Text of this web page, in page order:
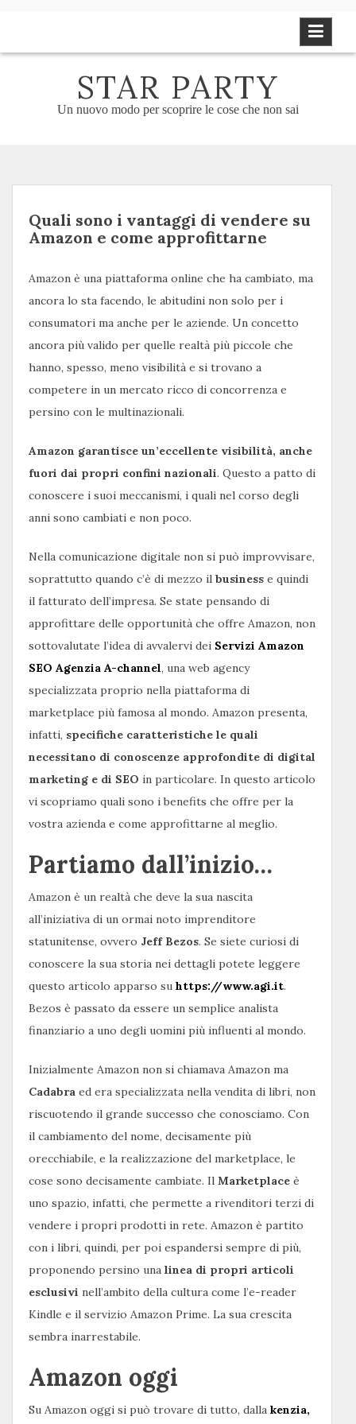
STAR PARTY
Un nuovo modo per scoprire le cose che non sai
Quali sono i vantaggi di vendere su
Amazon e come approfittarne
Amazon è una piattaforma online che ha cambiato, ma
ancora lo sta facendo, le abitudini non solo per i
consumatori ma anche per le aziende. Un concetto
ancora più valido per quelle realtà più piccole che
hanno, spesso, meno visibilità e si trovano a
competere in un mercato ricco di concorrenza e
persino con le multinazionali.
Amazon garantisce un’eccellente visibilità, anche
fuori dai propri confini nazionali. Questo a patto di
conoscere i suoi meccanismi, i quali nel corso degli
anni sono cambiati e non poco.
Nella comunicazione digitale non si può improvvisare,
soprattutto quando c’è di mezzo il business e quindi
il fatturato dell’impresa. Se state pensando di
approfittare delle opportunità che offre Amazon, non
sottovalutate l’idea di avvalervi dei Servizi Amazon
SEO Agenzia A-channel, una web agency
specializzata proprio nella piattaforma di
marketplace più famosa al mondo. Amazon presenta,
infatti, specifiche caratteristiche le quali
necessitano di conoscenze approfondite di digital
marketing e di SEO in particolare. In questo articolo
vi scopriamo quali sono i benefits che offre per la
vostra azienda e come approfittarne al meglio.
Partiamo dall’inizio…
Amazon è un realtà che deve la sua nascita
all’iniziativa di un ormai noto imprenditore
statunitense, ovvero Jeff Bezos. Se siete curiosi di
conoscere la sua storia nei dettagli potete leggere
questo articolo apparso su https://www.agi.it.
Bezos è passato da essere un semplice analista
finanziario a uno degli uomini più influenti al mondo.
Inizialmente Amazon non si chiamava Amazon ma
Cadabra ed era specializzata nella vendita di libri, non
riscuotendo il grande successo che conosciamo. Con
il cambiamento del nome, decisamente più
orecchiabile, e la realizzazione del marketplace, le
cose sono decisamente cambiate. Il Marketplace è
uno spazio, infatti, che permette a rivenditori terzi di
vendere i propri prodotti in rete. Amazon è partito
con i libri, quindi, per poi espandersi sempre di più,
proponendo persino una linea di propri articoli
esclusivi nell’ambito della cultura come l’e-reader
Kindle e il servizio Amazon Prime. La sua crescita
sembra inarrestabile.
Amazon oggi
Su Amazon oggi si può trovare di tutto, dalla kenzia,